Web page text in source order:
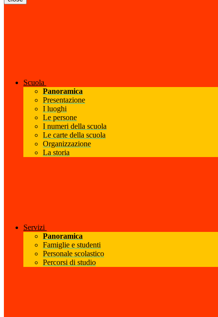
Scuola
Panoramica
Presentazione
I luoghi
Le persone
I numeri della scuola
Le carte della scuola
Organizzazione
La storia
Servizi
Panoramica
Famiglie e studenti
Personale scolastico
Percorsi di studio